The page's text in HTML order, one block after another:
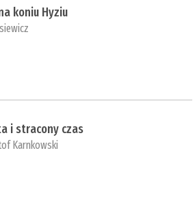
koniu Hyziu
i stracony czas
Karnkowski